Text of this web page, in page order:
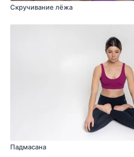
Скручивание лёжа
Падмасана